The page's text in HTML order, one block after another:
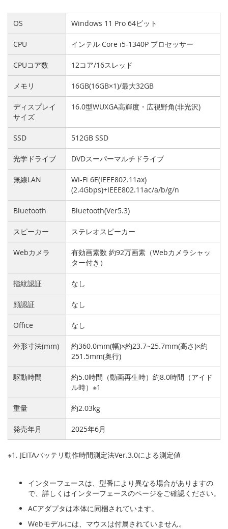
OS Windows 11 Pro 64ビット
CPU インテル Core i5-1340P プロセッサー
CPUコア数 12コア/16スレッド
メモリ 16GB(16GB×1)/最大32GB
ディスプレイ
サイズ
16.0型WUXGA高輝度・広視野角(非光沢)
SSD 512GB SSD
光学ドライブ DVDスーパーマルチドライブ
無線LAN
Wi-Fi 6E(IEEE802.11ax)
(2.4Gbps)+IEEE802.11ac/a/b/g/n
Bluetooth Bluetooth(Ver5.3)
スピーカー ステレオスピーカー
Webカメラ
有効画素数 約92万画素（Webカメラシャッ
ター付き）
指紋認証 なし
顔認証 なし
Office なし
外形寸法(mm)
約360.0mm(幅)×約23.7~25.7mm(高さ)×約
251.5mm(奥行)
駆動時間
約5.0時間（動画再生時）約8.0時間（アイド
ル時）※1
重量 約2.03kg
発売年月 2025年6月
※1. JEITAバッテリ動作時間測定法Ver.3.0による測定値
インターフェースは、型番により異なる場合がありますの
で、詳しくはインターフェースのページをご確認ください。
ACアダプタは本体に同梱されています。
Webモデルには、マウスは付属されていません。